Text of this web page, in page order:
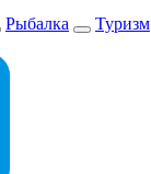
Рыбалка Туризм